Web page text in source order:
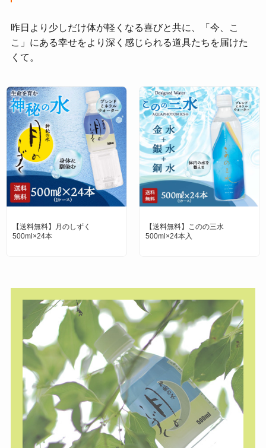
昨日より少しだけ体が軽くなる喜びと共に、「今、こ
こ」にある幸せをより深く感じられる道具たちを届けた
くて。
【送料無料】月のしずく
500ml×24本
【送料無料】このの三水
500ml×24本入